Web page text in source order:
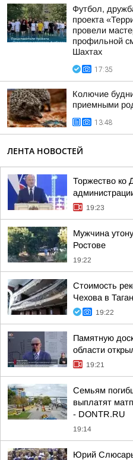
Футбол,
проекта
провели
профильной
Шахтах
17:35
Колючие
приемными
13:48
ЛЕНТА НОВОСТЕЙ
Торжество ко
19:23
Мужчина
Ростове
19:22
Стоимость
Чехова в
19:22
Памятную
области
19:21
Семьям
выплатят
- DONTR.RU
19:14
Юрий